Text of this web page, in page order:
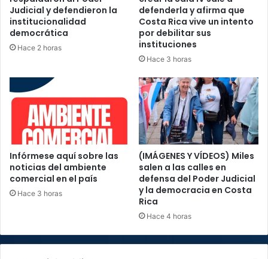
Judicial y defendieron la
institucionalidad
democrática
Hace 2 horas
defenderla y afirma que
Costa Rica vive un intento
por debilitar sus
instituciones
Hace 3 horas
Infórmese aquí sobre las
noticias del ambiente
comercial en el país
Hace 3 horas
(IMÁGENES Y VÍDEOS) Miles
salen a las calles en
defensa del Poder Judicial
y la democracia en Costa
Rica
Hace 4 horas